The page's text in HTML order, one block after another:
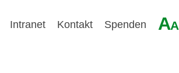
Intranet Kontakt Spenden AA